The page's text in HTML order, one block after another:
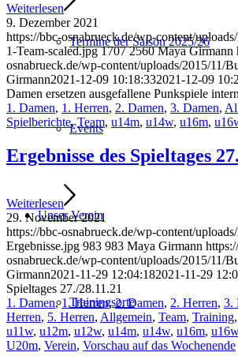
Termine der Saison 2025/26
Events
Unser Verein
Trainingsorte
Weiterlesen
9. Dezember 2021
https://bbc-osnabrueck.de/wp-content/
1-Team-scaled.jpg 1707 2560 Maya Girmann
osnabrueck.de/wp-content/uploads/2015/11/
Girmann2021-12-09 10:18:332021-12-09
Damen ersetzen ausgefallene Punkspiele intern
1. Damen, 1. Herren, 2. Damen, 3. Damen,
Spielberichte,Team, u14m, u14w, u16m,
Ergebnisse des Spieltages
Weiterlesen
29. November 2021
https://bbc-osnabrueck.de/wp-content/
Ergebnisse.jpg 983 983 Maya Girmann
osnabrueck.de/wp-content/uploads/2015/11/
Girmann2021-11-29 12:04:182021-11-29
Spieltages 27./28.11.21
1. Damen,1. Herren,2. Damen, 2. Herren, 3.
Herren, 5. Herren, Allgemein, Team, Training,
u11w, u12m, u12w, u14m, u14w, u16m, u16w
U20m, Verein, Vorschau auf das Wochenende